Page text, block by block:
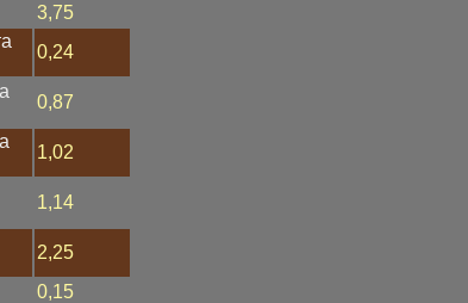
3,75
0,24
0,87
1,02
1,14
2,25
0,15